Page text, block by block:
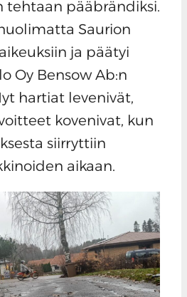
tehtaan pääbrändiksi.
Saurion
ja päätyi
Oy Bensow Ab:n
hartiat levenivät,
kovenivat, kun
siirryttiin
aikaan.